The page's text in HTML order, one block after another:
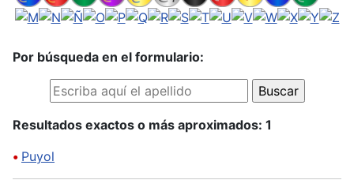
Por búsqueda en el formulario:
Resultados exactos o más aproximados: 1
• Puyol